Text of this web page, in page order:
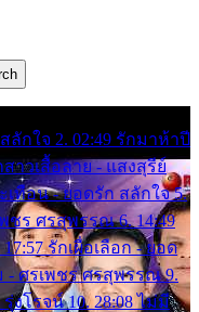
ลักใจ 2. 02:49 รักมาห้าปี
าวเสื้อลาย - แสงสุรีย์
เทือน - ยอดรัก สลักใจ 5.
ชร ศรสุพรรณ 6. 14:49
รักเผื่อเลือก - ยอด
- ศรเพชร ศรสุพรรณ 9.
งโรจน์ 10. 28:08 ไม่มี